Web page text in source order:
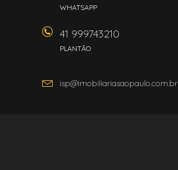
WHATSAPP
41 999743210
PLANTÃO
isp@imobiliariasaopaulo.com.br